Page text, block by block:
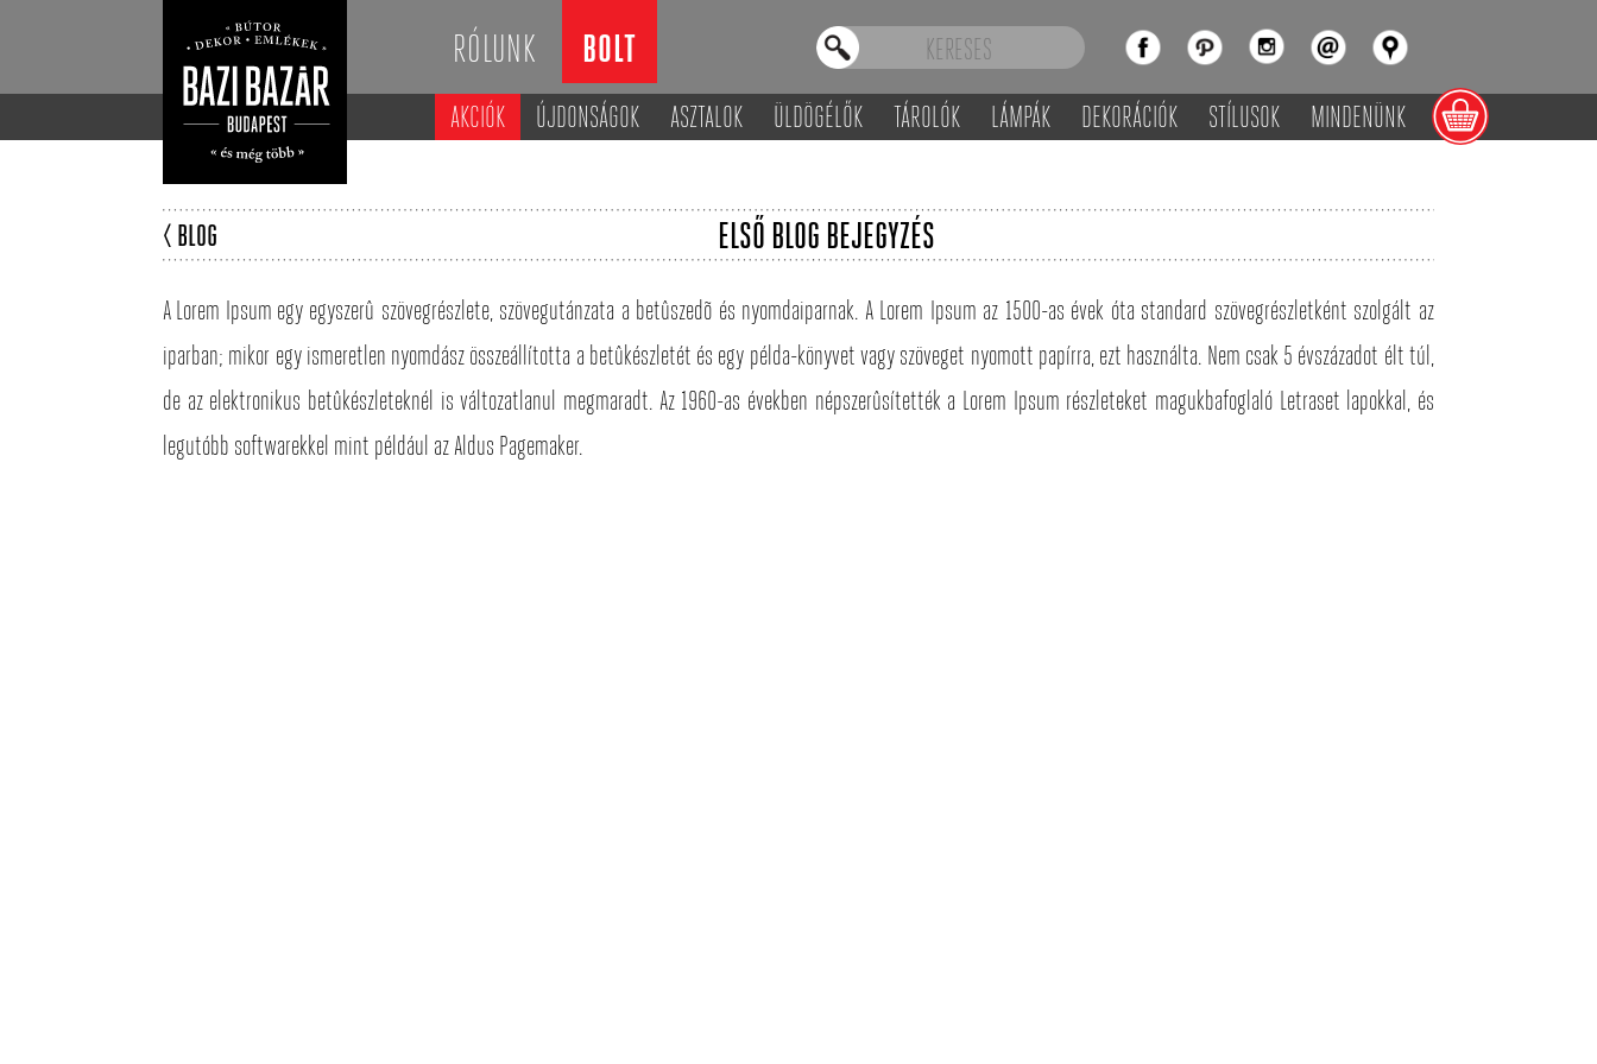
RÓLUNK BOLT
AKCIÓK ÚJDONSÁGOK ASZTALOK ÜLDÖGÉLŐK TÁROLÓK LÁMPÁK DEKORÁCIÓK STÍLUSOK MINDENÜNK
< BLOG ELSŐ BLOG BEJEGYZÉS
A Lorem Ipsum egy egyszerû szövegrészlete, szövegutánzata a betûszedõ és nyomdaiparnak. A Lorem Ipsum az 1500-as évek óta standard szövegrészletként szolgált az
iparban; mikor egy ismeretlen nyomdász összeállította a betûkészletét és egy példa-könyvet vagy szöveget nyomott papírra, ezt használta. Nem csak 5 évszázadot élt túl,
de az elektronikus betûkészleteknél is változatlanul megmaradt. Az 1960-as években népszerûsítették a Lorem Ipsum részleteket magukbafoglaló Letraset lapokkal, és
legutóbb softwarekkel mint például az Aldus Pagemaker.